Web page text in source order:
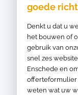
goede
Denkt u dat u
het bouwen of
gebruik van
snel zes
Enschede en
offerteformulier
weten wat uw